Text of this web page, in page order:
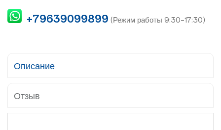
+79639099899 (Режим работы 9:30-17:30)
Описание
Отзыв